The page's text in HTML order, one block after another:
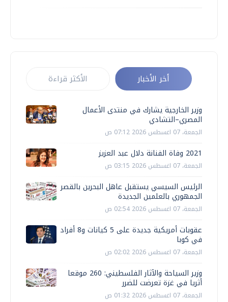
أخر الأخبار الأكثر قراءة
وزير الخارجية يشارك في منتدى الأعمال
المصري–التشادي
الجمعة، 07 اغسطس 2026 07:12 ص
2021 وفاة الفنانة دلال عبد العزيز
الجمعة، 07 اغسطس 2026 03:15 ص
الرئيس السيسي يستقبل عاهل البحرين بالقصر
الجمهوري بالعلمين الجديدة
الجمعة، 07 اغسطس 2026 02:54 ص
عقوبات أمريكية جديدة على 5 كيانات و8 أفراد
في كوبا
الجمعة، 07 اغسطس 2026 02:02 ص
وزير السياحة والآثار الفلسطيني: 260 موقعا
أثريا في غزة تعرضت للضرر
الجمعة، 07 اغسطس 2026 01:32 ص